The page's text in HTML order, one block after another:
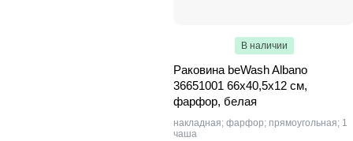
В наличии
Раковина beWash Albano
36651001 66х40,5х12 см,
фарфор, белая
накладная; фарфор; прямоугольная; 1
чаша